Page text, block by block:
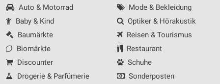
Auto & Motorrad
Baby & Kind
Baumärkte
Biomärkte
Discounter
Drogerie & Parfümerie
Mode & Bekleidung
Optiker & Hörakustik
Reisen & Tourismus
Restaurant
Schuhe
Sonderposten